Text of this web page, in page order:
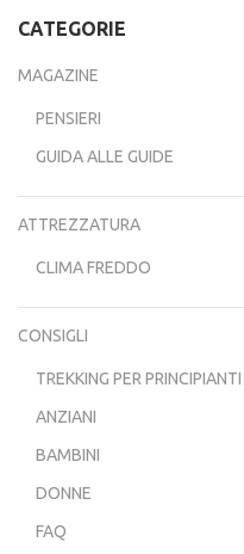
CATEGORIE
MAGAZINE
PENSIERI
GUIDA ALLE GUIDE
ATTREZZATURA
CLIMA FREDDO
CONSIGLI
TREKKING PER PRINCIPIANTI
ANZIANI
BAMBINI
DONNE
FAQ